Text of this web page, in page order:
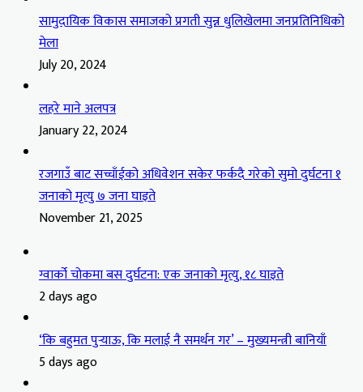
सामुदायिक विकास समाजको प्रगती सुन्न धुलिखेलमा जनप्रतिनिधिको
मेला
July 20, 2024
लहरे माने अलपत्र
January 22, 2024
रजगाउँ बाट सच्चाँईको अधिवेशन सकेर फर्कदै गरेको सुमो दुर्घटना १
जनाको मृत्यु ७ जना घाइते
November 21, 2025
ग्वार्को चोकमा बस दुर्घटना: एक जनाको मृत्यु, १८ घाइते
2 days ago
‘कि बहुमत पुर्‍याऊ, कि मलाई नै समर्थन गर’ – मुख्यमन्त्री बानियाँ
5 days ago